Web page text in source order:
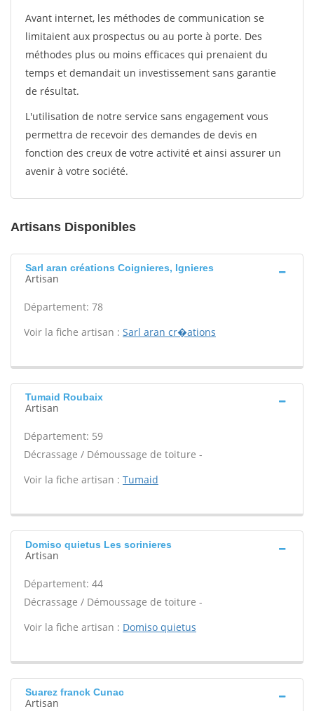
Avant internet, les méthodes de communication se
limitaient aux prospectus ou au porte à porte. Des
méthodes plus ou moins efficaces qui prenaient du
temps et demandait un investissement sans garantie
de résultat.
L'utilisation de notre service sans engagement vous
permettra de recevoir des demandes de devis en
fonction des creux de votre activité et ainsi assurer un
avenir à votre société.
Artisans Disponibles
Sarl aran créations Coignieres, Ignieres
Artisan
Département: 78
Voir la fiche artisan : Sarl aran cr�ations
Tumaid Roubaix
Artisan
Département: 59
Décrassage / Démoussage de toiture -
Voir la fiche artisan : Tumaid
Domiso quietus Les sorinieres
Artisan
Département: 44
Décrassage / Démoussage de toiture -
Voir la fiche artisan : Domiso quietus
Suarez franck Cunac
Artisan